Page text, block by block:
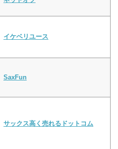
イケベリユース
SaxFun
サックス高く売れるドットコム